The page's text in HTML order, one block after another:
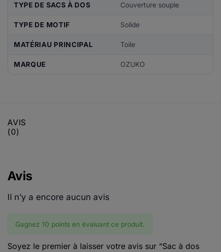
TYPE DE SACS À DOS Couverture souple
TYPE DE MOTIF Solide
MATÉRIAU PRINCIPAL Toile
MARQUE OZUKO
AVIS
(0)
Avis
Il n’y a encore aucun avis
Gagnez 10 points en évaluant ce produit.
Soyez le premier à laisser votre avis sur “Sac à dos